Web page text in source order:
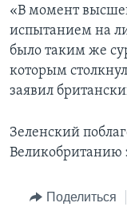
«В момент
испытанием на
было таким же
которым
заявил
Зеленский
Великобританию
Поделиться